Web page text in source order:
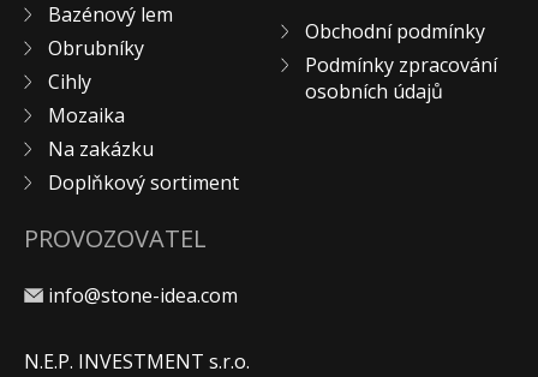
Bazénový lem
Obrubníky
Cihly
Mozaika
Na zakázku
Doplňkový sortiment
Obchodní podmínky
Podmínky zpracování
osobních údajů
PROVOZOVATEL
info@stone-idea.com
N.E.P. INVESTMENT s.r.o.